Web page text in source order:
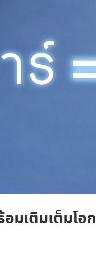
อมเติมเต็มโ